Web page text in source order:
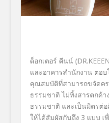
ด็อกเตอร์ คีนน์
และอาคารสำนักงาน ตอบ
คุณสมบัติที่สามารถขจัดค
ธรรมชาติ ไม่ทิ้งสารตกค้า
ธรรมชาติ และเป็นมิตรต่
ให้ได้สัมผัสกันถึง 3 แบบ เ